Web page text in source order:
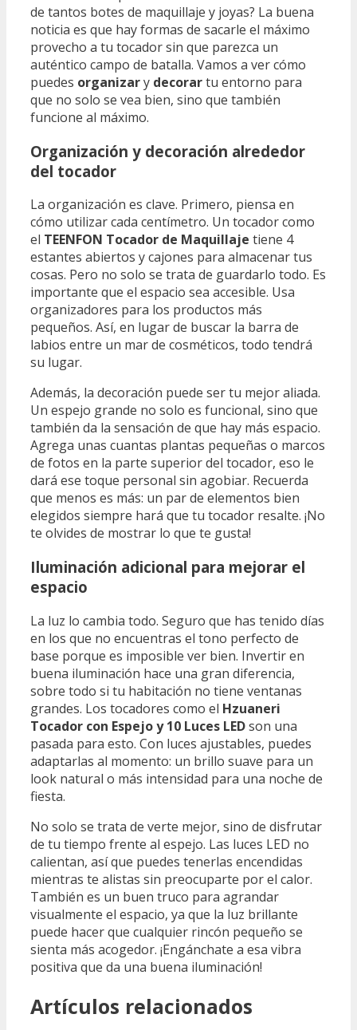
de tantos botes de maquillaje y joyas? La buena
noticia es que hay formas de sacarle el máximo
provecho a tu tocador sin que parezca un
auténtico campo de batalla. Vamos a ver cómo
puedes organizary decorartu entorno para
que no solo se vea bien, sino que también
funcione al máximo.
Organización y decoración alrededor
del tocador
La organización es clave. Primero, piensa en
cómo utilizar cada centímetro. Un tocador como
el TEENFON Tocador de Maquillaje tiene 4
estantes abiertos y cajones para almacenar tus
cosas. Pero no solo se trata de guardarlo todo. Es
importante que el espacio sea accesible. Usa
organizadores para los productos más
pequeños. Así, en lugar de buscar la barra de
labios entre un mar de cosméticos, todo tendrá
su lugar.
Además, la decoración puede ser tu mejor aliada.
Un espejo grande no solo es funcional, sino que
también da la sensación de que hay más espacio.
Agrega unas cuantas plantas pequeñas o marcos
de fotos en la parte superior del tocador, eso le
dará ese toque personal sin agobiar. Recuerda
que menos es más: un par de elementos bien
elegidos siempre hará que tu tocador resalte. ¡No
te olvides de mostrar lo que te gusta!
Iluminación adicional para mejorar el
espacio
La luz lo cambia todo. Seguro que has tenido días
en los que no encuentras el tono perfecto de
base porque es imposible ver bien. Invertir en
buena iluminación hace una gran diferencia,
sobre todo si tu habitación no tiene ventanas
grandes. Los tocadores como el Hzuaneri
Tocador con Espejo y 10 Luces LEDson una
pasada para esto. Con luces ajustables, puedes
adaptarlas al momento: un brillo suave para un
look natural o más intensidad para una noche de
fiesta.
No solo se trata de verte mejor, sino de disfrutar
de tu tiempo frente al espejo. Las luces LED no
calientan, así que puedes tenerlas encendidas
mientras te alistas sin preocuparte por el calor.
También es un buen truco para agrandar
visualmente el espacio, ya que la luz brillante
puede hacer que cualquier rincón pequeño se
sienta más acogedor. ¡Engánchate a esa vibra
positiva que da una buena iluminación!
Artículos relacionados